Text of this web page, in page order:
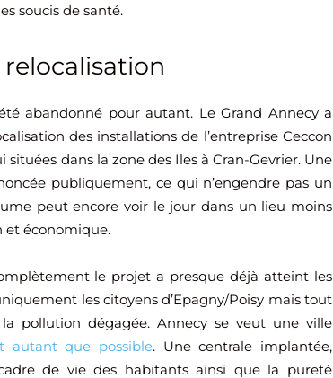
soucis de santé.
abandonné pour autant. Le Grand Annecy a
des installations de l’entreprise Ceccon
situées dans la zone des Iles à Cran-Gevrier. Une
publiquement, ce qui n’engendre pas un
peut encore voir le jour dans un lieu moins
et économique.
le projet a presque déjà atteint les
les citoyens d’Epagny/Poisy mais tout
pollution dégagée. Annecy se veut une ville
autant que possible. Une centrale implantée,
de vie des habitants ainsi que la pureté